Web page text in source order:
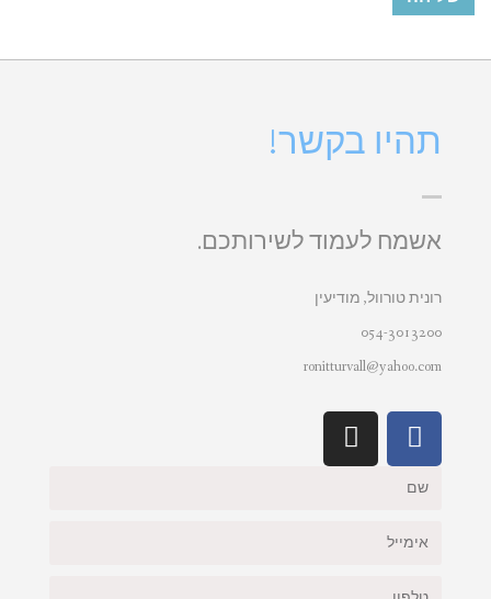
תהיו בקשר!
אשמח לעמוד לשירותכם.
רונית טורוול, מודיעין
054-3013200
ronitturvall@yahoo.com